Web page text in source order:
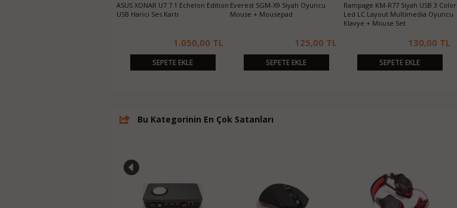
ASUS XONAR U7 7.1 Echelon Edition
USB Harici Ses Kartı
1.050,00 TL
SEPETE EKLE
Everest SGM-X9 Siyah Oyuncu
Mouse + Mousepad
125,00 TL
SEPETE EKLE
Rampage KM-R77 Siyah USB 3 Color
Led LC Layout Multimedia Oyuncu
Klavye + Mouse Set
130,00 TL
SEPETE EKLE
Bu Kategorinin En Çok Satanları